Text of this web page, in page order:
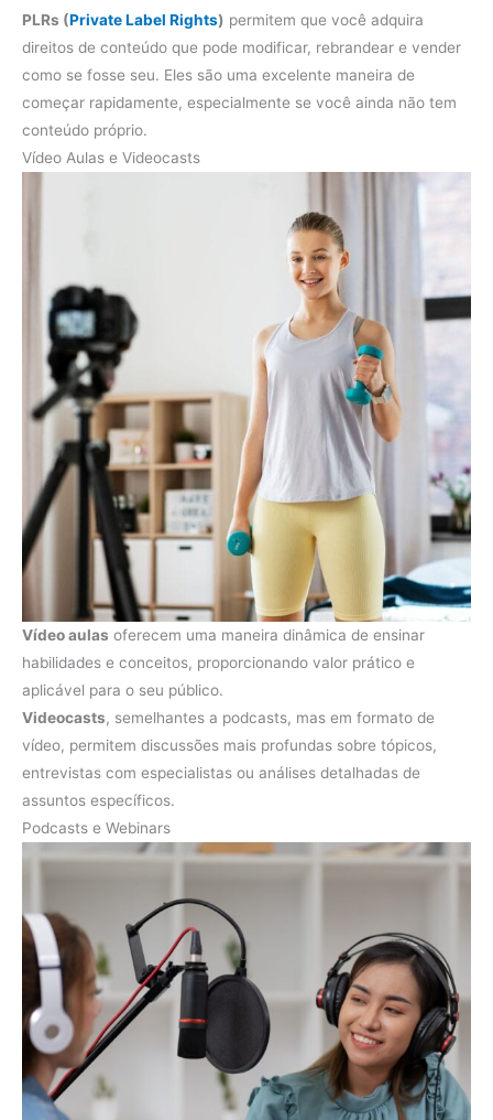
PLRs (Private Label Rights) permitem que você adquira
direitos de conteúdo que pode modificar, rebrandear e vender
como se fosse seu. Eles são uma excelente maneira de
começar rapidamente, especialmente se você ainda não tem
conteúdo próprio.
Vídeo Aulas e Videocasts
Vídeo aulas oferecem uma maneira dinâmica de ensinar
habilidades e conceitos, proporcionando valor prático e
aplicável para o seu público.
Videocasts, semelhantes a podcasts, mas em formato de
vídeo, permitem discussões mais profundas sobre tópicos,
entrevistas com especialistas ou análises detalhadas de
assuntos específicos.
Podcasts e Webinars